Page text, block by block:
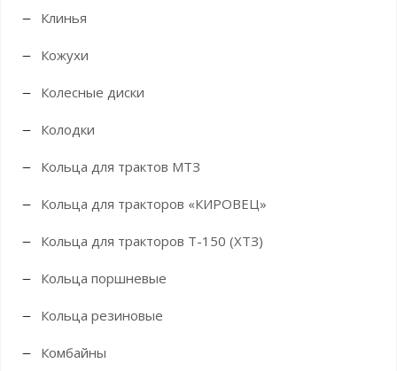
Клинья
Кожухи
Колесные диски
Колодки
Кольца для трактов МТЗ
Кольца для тракторов «КИРОВЕЦ»
Кольца для тракторов Т-150 (ХТЗ)
Кольца поршневые
Кольца резиновые
Комбайны